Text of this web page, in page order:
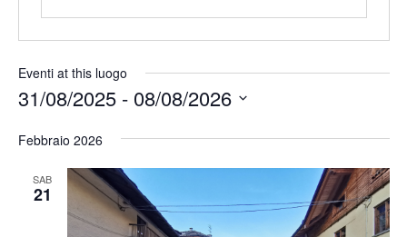
Eventi at this luogo
31/08/2025 - 08/08/2026
la
Febbraio 2026
SAB
21